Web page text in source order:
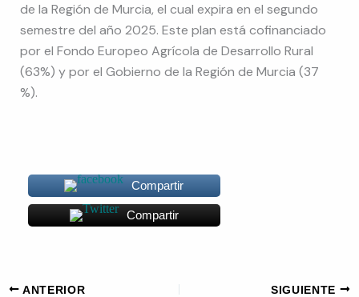
de la Región de Murcia, el cual expira en el segundo
semestre del año 2025. Este plan está cofinanciado
por el Fondo Europeo Agrícola de Desarrollo Rural
(63%) y por el Gobierno de la Región de Murcia (37
%).
Compartir
Compartir
ANTERIOR SIGUIENTE